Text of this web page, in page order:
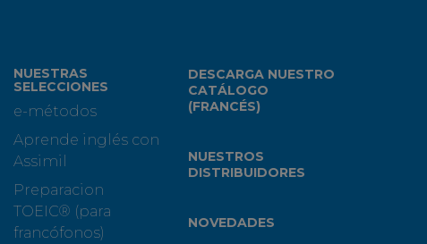
NUESTRAS
SELECCIONES
e-métodos
Aprende inglés con
Assimil
Preparacion
TOEIC® (para
francófonos)
DESCARGA NUESTRO
CATÁLOGO
(FRANCÉS)
NUESTROS
DISTRIBUIDORES
NOVEDADES